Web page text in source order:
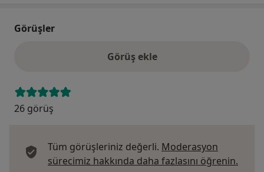
Görüşler
Görüş ekle
26 görüş
Tüm görüşleriniz değerli. Moderasyon
sürecimiz hakkında daha fazlasını öğrenin.